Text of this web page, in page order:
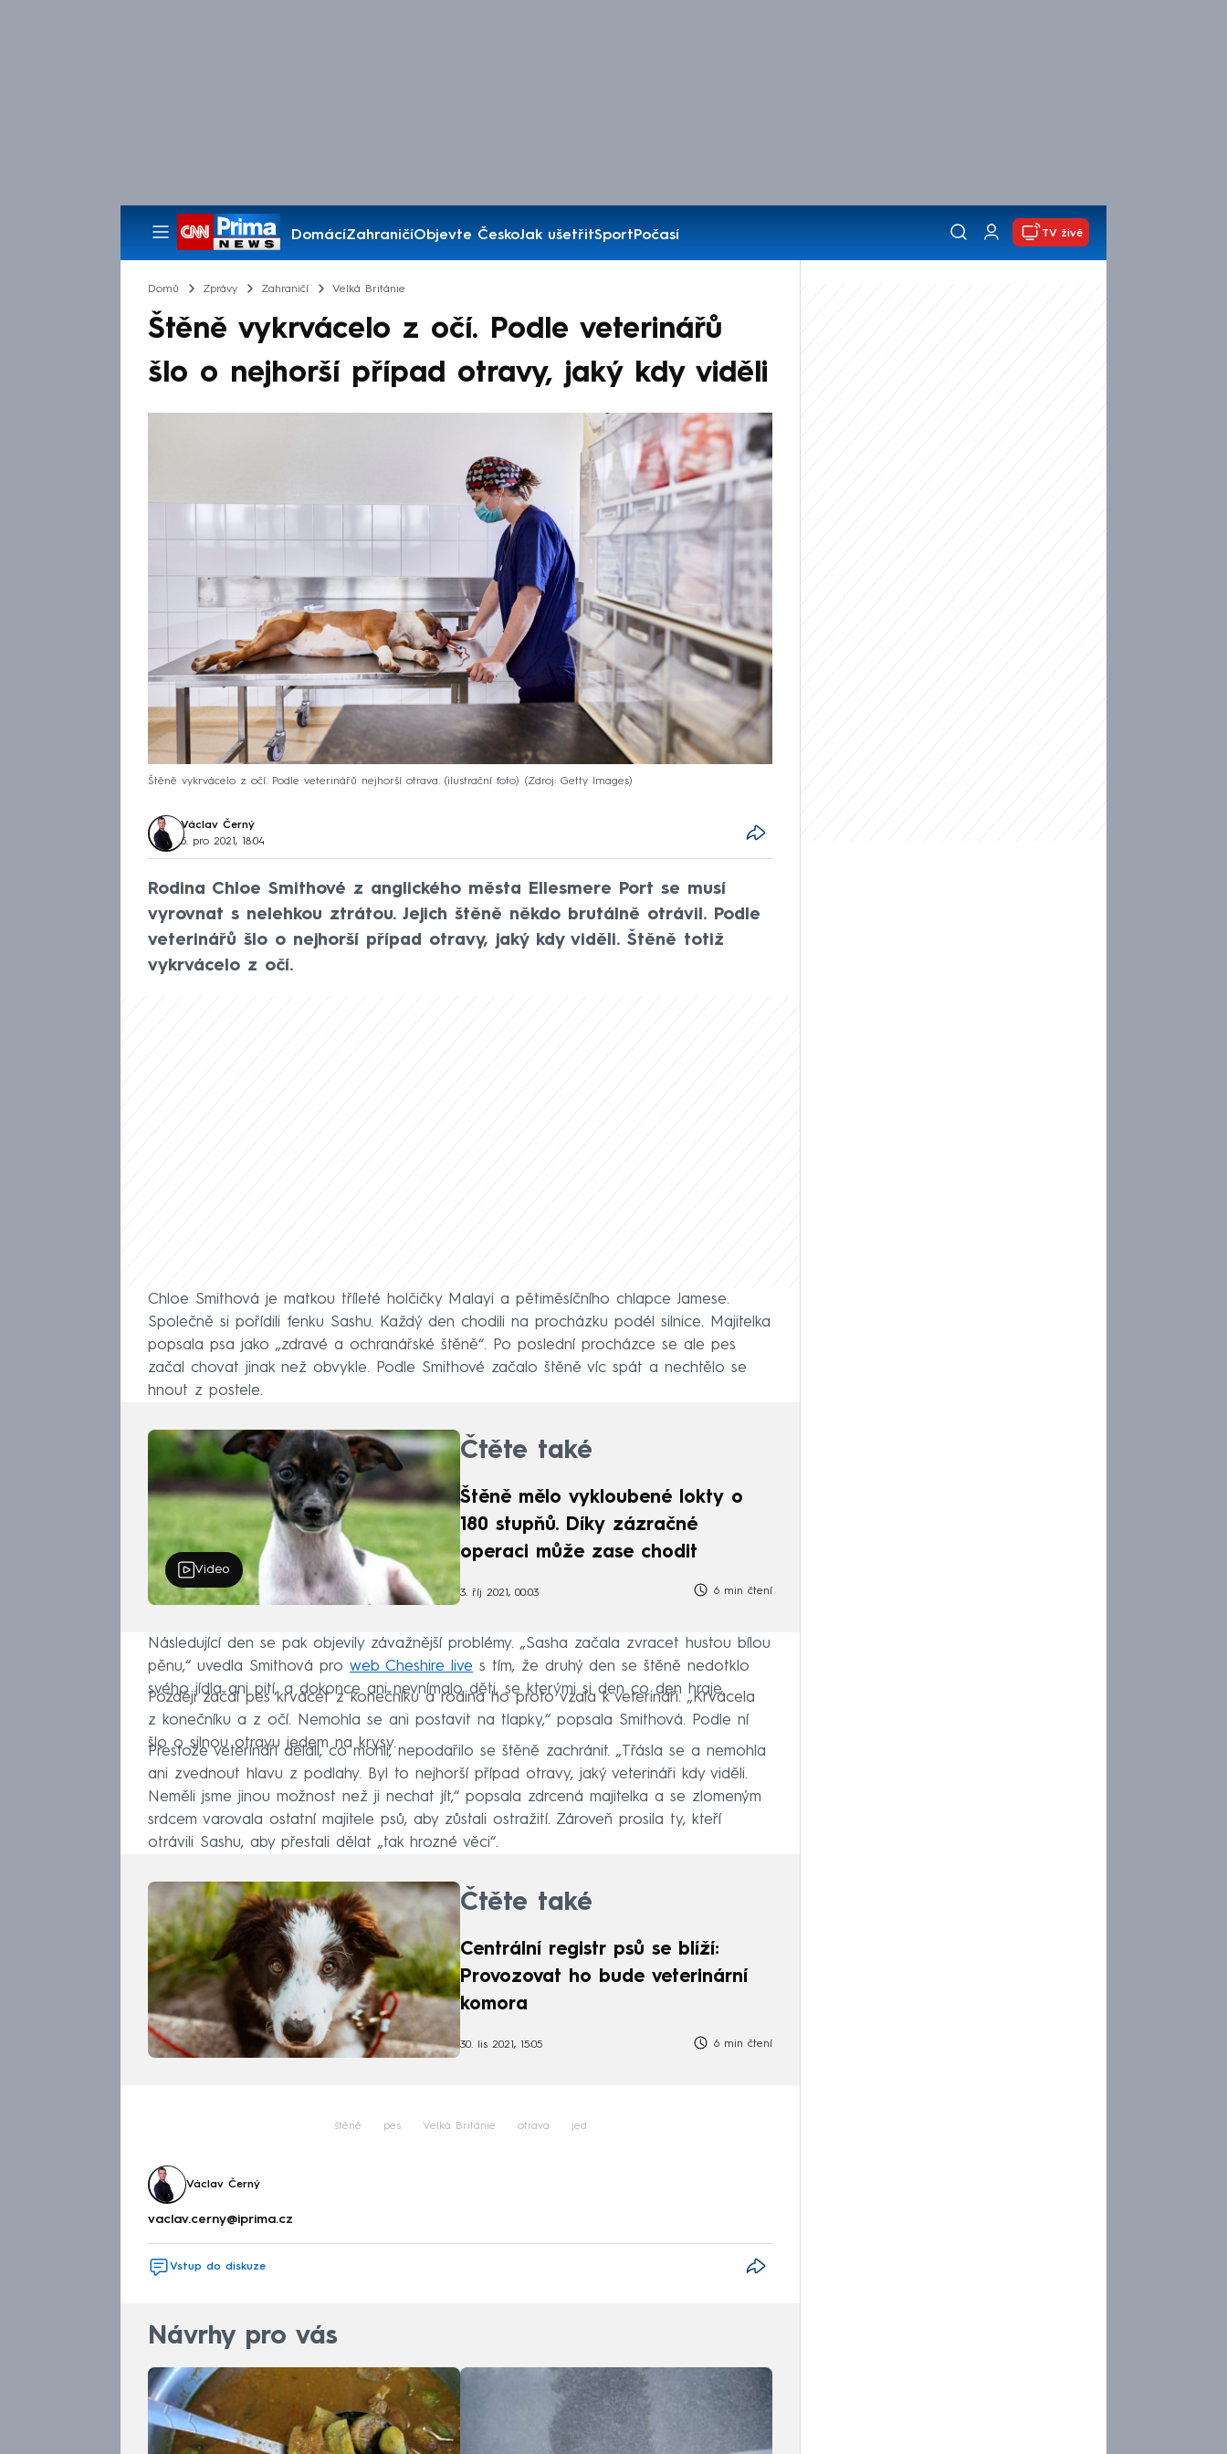
DomácíZahraničíObjevte ČeskoJak ušetřitSportPočasí
Pořady
TV živě
Domů Zprávy Zahraničí Velká Británie
Štěně vykrvácelo z očí. Podle veterinářů
šlo o nejhorší případ otravy, jaký kdy viděli
Štěně vykrvácelo z očí. Podle veterinářů nejhorší otrava. (ilustrační foto) Zdroj: Getty Images
Václav Černý
5. pro 2021, 18:04
Rodina Chloe Smithové z anglického města Ellesmere Port se musí
vyrovnat s nelehkou ztrátou. Jejich štěně někdo brutálně otrávil. Podle
veterinářů šlo o nejhorší případ otravy, jaký kdy viděli. Štěně totiž
vykrvácelo z očí.
Chloe Smithová je matkou tříleté holčičky Malayi a pětiměsíčního chlapce Jamese.
Společně si pořídili fenku Sashu. Každý den chodili na procházku podél silnice. Majitelka
popsala psa jako „zdravé a ochranářské štěně“. Po poslední procházce se ale pes
začal chovat jinak než obvykle. Podle Smithové začalo štěně víc spát a nechtělo se
hnout z postele.
Video
Čtěte také
Štěně mělo vykloubené lokty o
180 stupňů. Díky zázračné
operaci může zase chodit
3. říj 2021, 00:03 6 min čtení
Následující den se pak objevily závažnější problémy. „Sasha začala zvracet hustou bílou
pěnu,“ uvedla Smithová pro web Cheshire live s tím, že druhý den se štěně nedotklo
svého jídla ani pití, a dokonce ani nevnímalo děti, se kterými si den co den hraje.
Později začal pes krvácet z konečníku a rodina ho proto vzala k veterináři. „Krvácela
z konečníku a z očí. Nemohla se ani postavit na tlapky,“ popsala Smithová. Podle ní
šlo o silnou otravu jedem na krysy.
Přestože veterináři dělali, co mohli, nepodařilo se štěně zachránit. „Třásla se a nemohla
ani zvednout hlavu z podlahy. Byl to nejhorší případ otravy, jaký veterináři kdy viděli.
Neměli jsme jinou možnost než ji nechat jít,“ popsala zdrcená majitelka a se zlomeným
srdcem varovala ostatní majitele psů, aby zůstali ostražití. Zároveň prosila ty, kteří
otrávili Sashu, aby přestali dělat „tak hrozné věci“.
Čtěte také
Centrální registr psů se blíží:
Provozovat ho bude veterinární
komora
30. lis 2021, 15:05 6 min čtení
štěně pes Velká Británie otrava jed
Václav Černý
vaclav.cerny@iprima.cz
Vstup do diskuze
Návrhy pro vás